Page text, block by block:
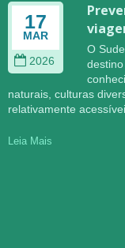
17
MAR
2026
O
naturais, culturas
relativamente
Leia Mais